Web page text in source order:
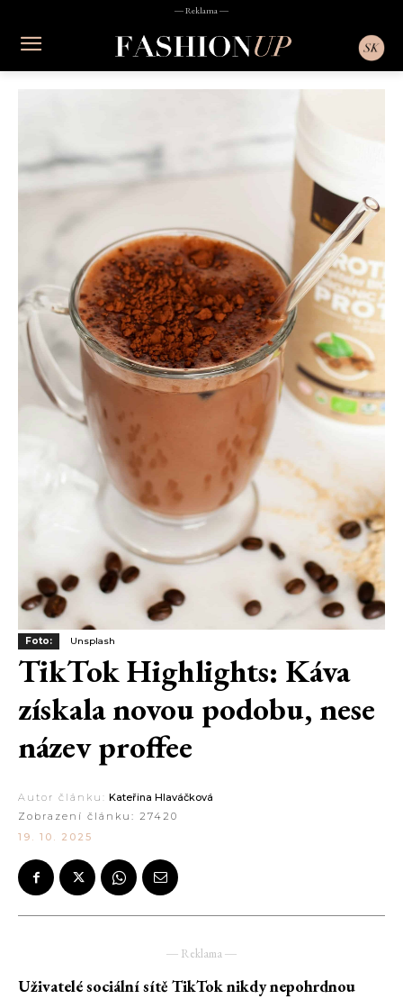
― Reklama ―
Foto: Unsplash
TikTok Highlights: Káva
získala novou podobu, nese
název proffee
Autor článku: Kateřina Hlaváčková
Zobrazení článku: 27420
19. 10. 2025
― Reklama ―
Uživatelé sociální sítě TikTok nikdy nepohrdnou